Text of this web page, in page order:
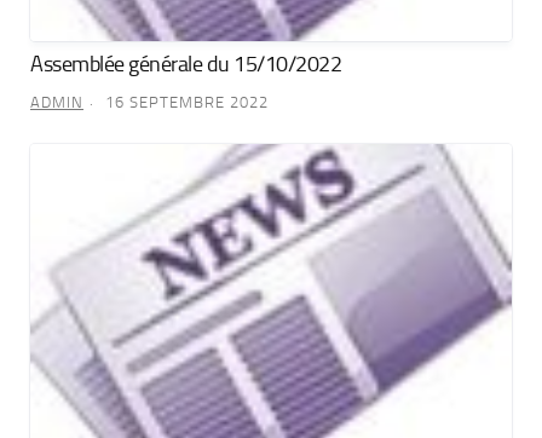
Assemblée générale du 15/10/2022
ADMIN 16 SEPTEMBRE 2022